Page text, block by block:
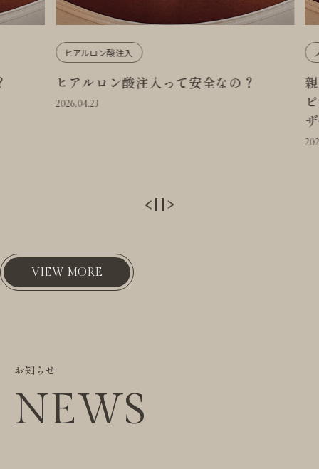
ヒアルロン酸注入
ヒアルロン酸注入って安全なの？
2026.04.23
ス
親
ピ
ザ
VIEW MORE
お知らせ
NEWS